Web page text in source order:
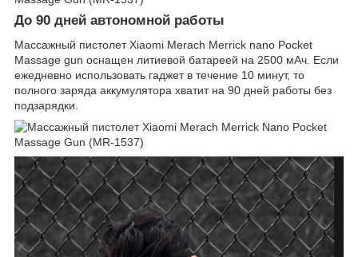
До 90 дней автономной работы
Массажный пистолет Xiaomi Merach Merrick nano Pocket
Massage gun оснащен литиевой батареей на 2500 мАч. Если
ежедневно использовать гаджет в течение 10 минут, то
полного заряда аккумулятора хватит на 90 дней работы без
подзарядки.